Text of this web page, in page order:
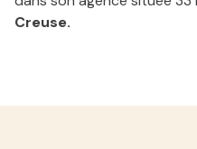
Creuse.